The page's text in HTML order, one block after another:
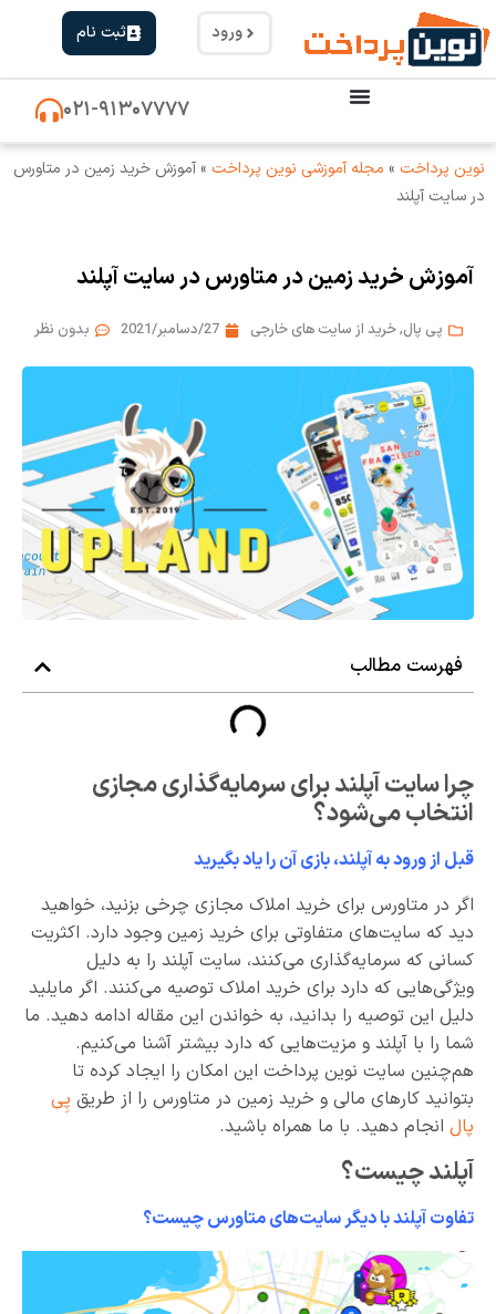
ورود ثبت نام
۰۲۱-۹۱۳۰۷۷۷۷
نوین پرداخت » مجله آموزشی نوین پرداخت »آموزش خرید زمین در متاورس
در سایت آپلند
آموزش خرید زمین در متاورس در سایت آپلند
پی پال,خرید از سایت های خارجی 27/دسامبر/2021 بدون نظر
فهرست مطالب
چرا سایت آپلند برای سرمایه‌گذاری مجازی
انتخاب می‌شود؟
قبل از ورود به آپلند، بازی آن را یاد بگیرید
اگر در متاورس برای خرید املاک مجازی چرخی بزنید، خواهید
دید که سایت‌های متفاوتی برای خرید زمین وجود دارد. اکثریت
کسانی که سرمایه‌گذاری می‌کنند، سایت آپلند را به دلیل
ویژگی‌هایی که دارد برای خرید املاک توصیه می‌کنند. اگر مایلید
دلیل این توصیه را بدانید، به خواندن این مقاله ادامه دهید. ما
شما را با آپلند و مزیت‌هایی که دارد بیشتر آشنا می‌کنیم.
هم‌چنین سایت نوین پرداخت این امکان را ایجاد کرده تا
بتوانید کارهای مالی و خرید زمین در متاورس را از طریق پِی
پال انجام دهید. با ما همراه باشید.
آپلند چیست؟
تفاوت آپلند با دیگر سایت‌های متاورس چیست؟